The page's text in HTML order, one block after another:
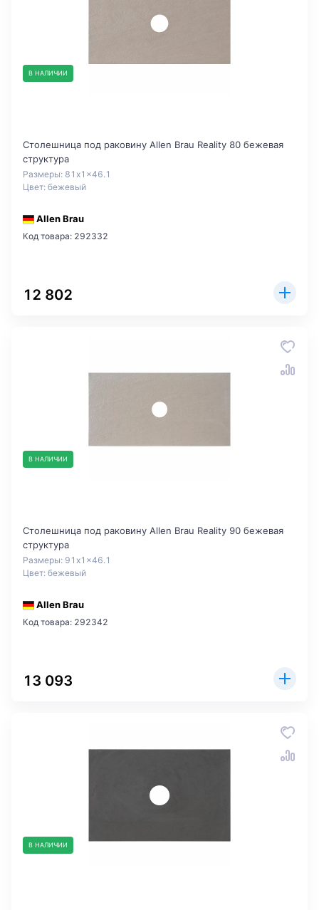
В НАЛИЧИИ
Столешница под раковину Allen Brau Reality 80 бежевая
структура
Размеры: 81x1x46.1
Цвет: бежевый
Allen Brau
Код товара: 292332
12 802
В НАЛИЧИИ
Столешница под раковину Allen Brau Reality 90 бежевая
структура
Размеры: 91x1x46.1
Цвет: бежевый
Allen Brau
Код товара: 292342
13 093
В НАЛИЧИИ